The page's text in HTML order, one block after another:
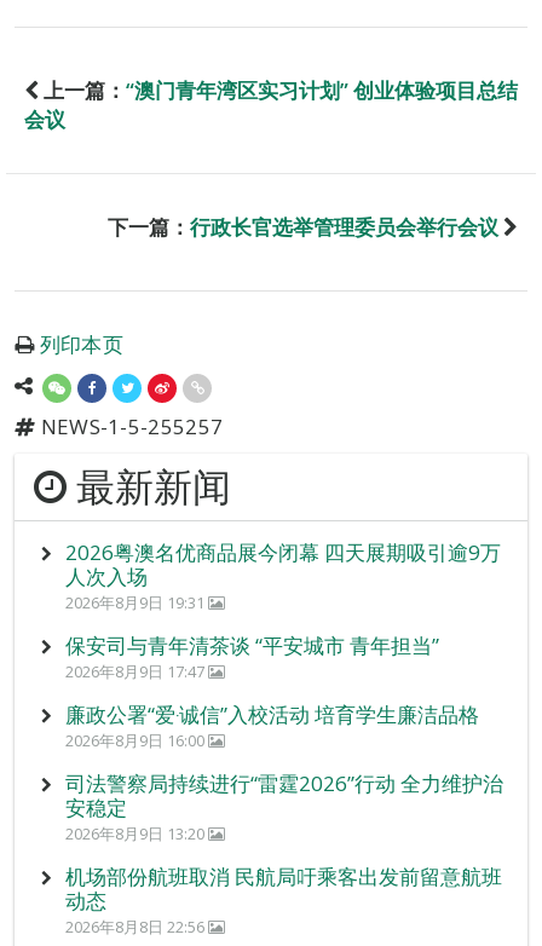
上一篇： “澳门青年湾区实习计划” 创业体验项目总结
会议
下一篇： 行政长官选举管理委员会举行会议
列印本页
NEWS-1-5-255257
最新新闻
2026粤澳名优商品展今闭幕 四天展期吸引逾9万
人次入场
2026年8月9日 19:31
保安司与青年清茶谈 “平安城市 青年担当”
2026年8月9日 17:47
廉政公署“爱‧诚信”入校活动 培育学生廉洁品格
2026年8月9日 16:00
司法警察局持续进行“雷霆2026”行动 全力维护治
安稳定
2026年8月9日 13:20
机场部份航班取消 民航局吁乘客出发前留意航班
动态
2026年8月8日 22:56